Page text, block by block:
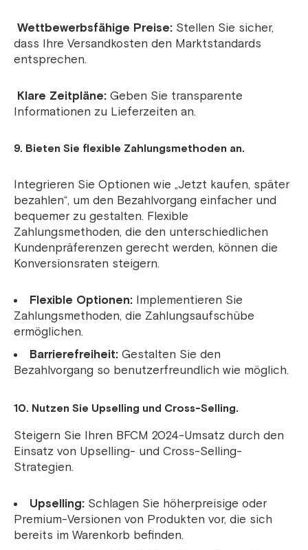
Wettbewerbsfähige Preise: Stellen Sie sicher,
dass Ihre Versandkosten den Marktstandards
entsprechen.
Klare Zeitpläne: Geben Sie transparente
Informationen zu Lieferzeiten an.
9. Bieten Sie flexible Zahlungsmethoden an.
Integrieren Sie Optionen wie „Jetzt kaufen, später
bezahlen“, um den Bezahlvorgang einfacher und
bequemer zu gestalten. Flexible
Zahlungsmethoden, die den unterschiedlichen
Kundenpräferenzen gerecht werden, können die
Konversionsraten steigern.
Flexible Optionen: Implementieren Sie
Zahlungsmethoden, die Zahlungsaufschübe
ermöglichen.
Barrierefreiheit: Gestalten Sie den
Bezahlvorgang so benutzerfreundlich wie möglich.
10. Nutzen Sie Upselling und Cross-Selling.
Steigern Sie Ihren BFCM 2024-Umsatz durch den
Einsatz von Upselling- und Cross-Selling-
Strategien.
Upselling: Schlagen Sie höherpreisige oder
Premium-Versionen von Produkten vor, die sich
bereits im Warenkorb befinden.